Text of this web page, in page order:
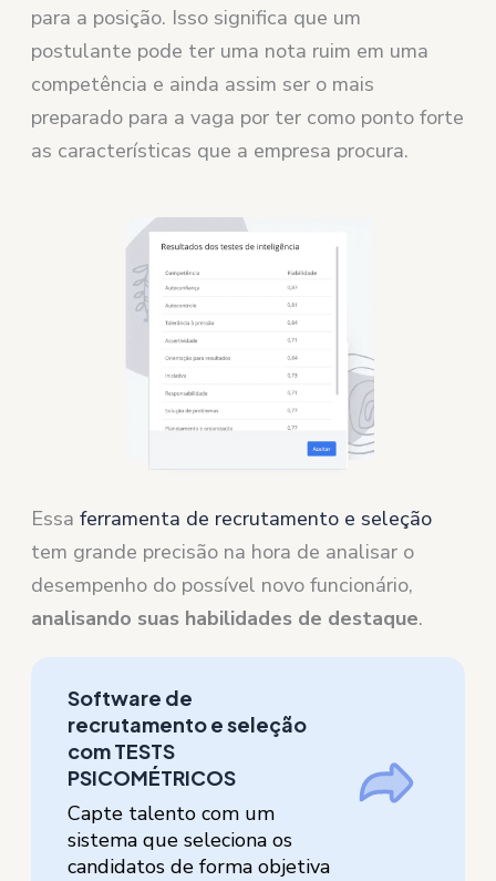
para a posição. Isso significa que um
postulante pode ter uma nota ruim em uma
competência e ainda assim ser o mais
preparado para a vaga por ter como ponto forte
as características que a empresa procura.
Essaferramenta de recrutamento e seleção
tem grande precisão na hora de analisar o
desempenho do possível novo funcionário,
analisando suas habilidades de destaque.
Software de
recrutamento e seleção
com TESTS
PSICOMÉTRICOS
Capte talento com um
sistema que seleciona os
candidatos de forma objetiva